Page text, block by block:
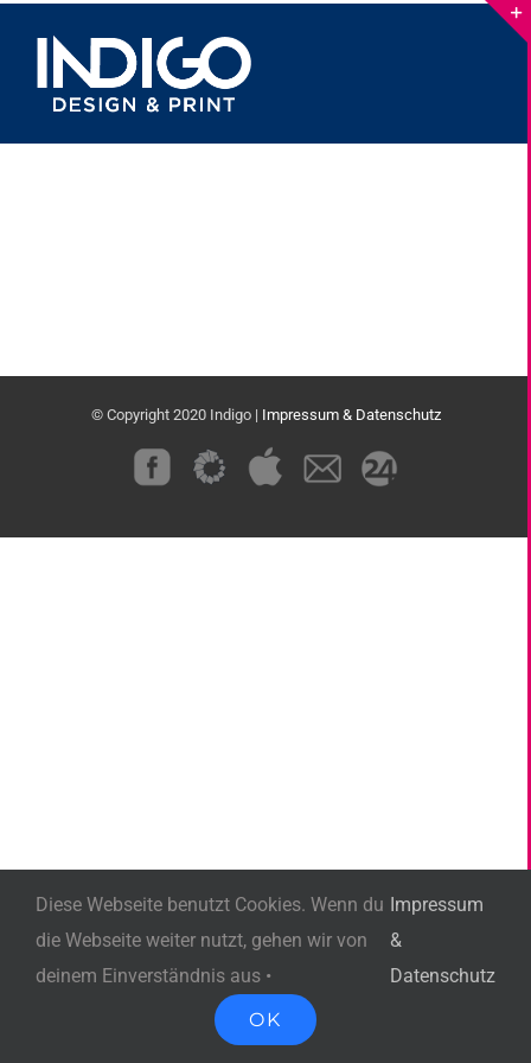
content
© Copyright 2020 Indigo | Impressum & Datenschutz
CustomCustom CustomCustomCustom
Diese Webseite benutzt Cookies. Wenn du
die Webseite weiter nutzt, gehen wir von
deinem Einverständnis aus •
Impressum
&
Datenschutz
OK